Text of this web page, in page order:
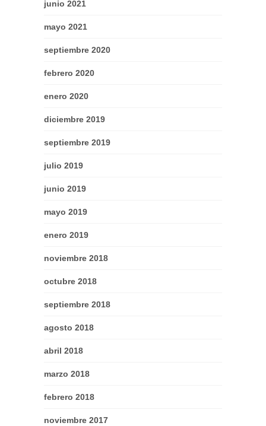
junio 2021
mayo 2021
septiembre 2020
febrero 2020
enero 2020
diciembre 2019
septiembre 2019
julio 2019
junio 2019
mayo 2019
enero 2019
noviembre 2018
octubre 2018
septiembre 2018
agosto 2018
abril 2018
marzo 2018
febrero 2018
noviembre 2017